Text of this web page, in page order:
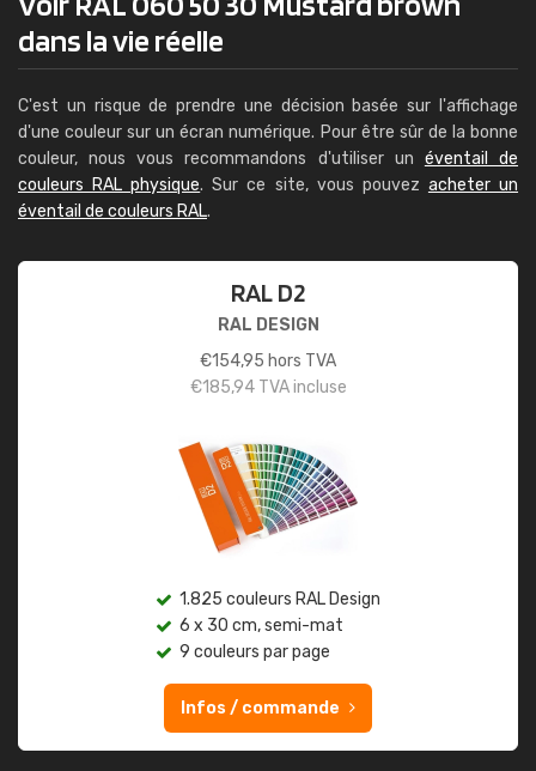
dans la vie réelle
C'est un risque de prendre une décision basée sur l'affichage
d'une couleur sur un écran numérique. Pour être sûr de la bonne
couleur, nous vous recommandons d'utiliser un éventail de
couleurs RAL physique. Sur ce site, vous pouvez acheter un
éventail de couleurs RAL.
RAL D2
RAL DESIGN
€154,95 hors TVA
€185,94TVA incluse
1.825 couleurs RAL Design
6 x 30 cm, semi-mat
9 couleurs par page
Infos / commande